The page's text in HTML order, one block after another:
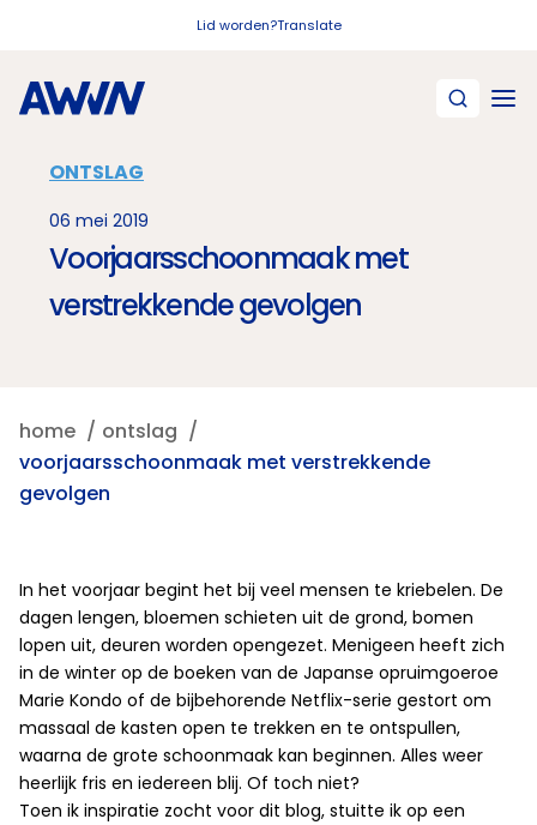
Lid worden?Translate
ONTSLAG
06 mei 2019
Voorjaarsschoonmaak met
verstrekkende gevolgen
home
ontslag
voorjaarsschoonmaak met verstrekkende
gevolgen
In het voorjaar begint het bij veel mensen te kriebelen. De
dagen lengen, bloemen schieten uit de grond, bomen
lopen uit, deuren worden opengezet. Menigeen heeft zich
in de winter op de boeken van de Japanse opruimgoeroe
Marie Kondo of de bijbehorende Netflix-serie gestort om
massaal de kasten open te trekken en te ontspullen,
waarna de grote schoonmaak kan beginnen. Alles weer
heerlijk fris en iedereen blij. Of toch niet?
Toen ik inspiratie zocht voor dit blog, stuitte ik op een